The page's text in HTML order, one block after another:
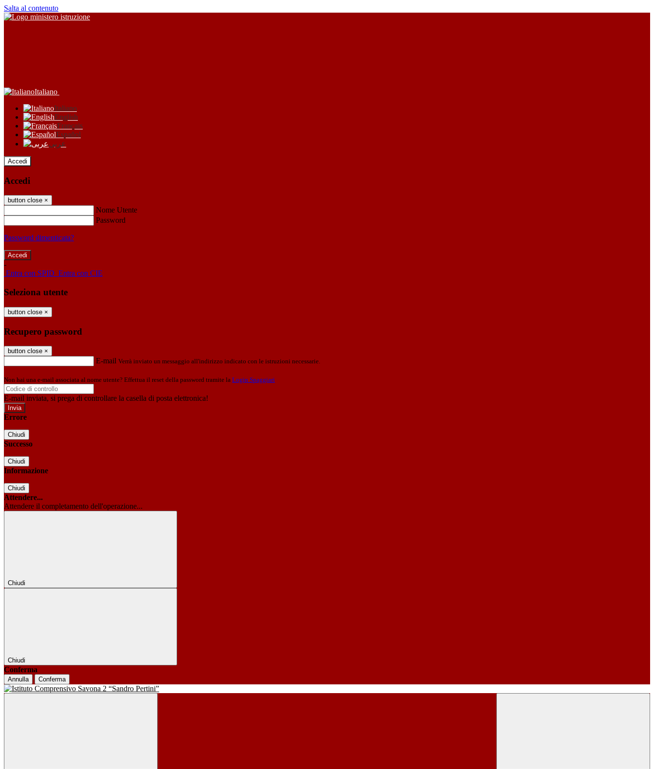
Salta al contenuto
Italiano
Italiano
English
Français
Español
عربى
Accedi
Accedi
button close ×
Nome Utente
Password
Password dimenticata?
-
Entra con SPID Entra con CIE
Seleziona utente
button close ×
Recupero password
button close ×
E-mail Verrà inviato un messaggio all'indirizzo indicato con le istruzioni necessarie.
Non hai una e-mail associata al nome utente? Effettua il reset della password tramite la Login Spaggiari
E-mail inviata, si prega di controllare la casella di posta elettronica!
Errore
Chiudi
Successo
Chiudi
Informazione
Chiudi
Attendere...
Attendere il completamento dell'operazione...
Chiudi
Chiudi
Conferma
Annulla Conferma